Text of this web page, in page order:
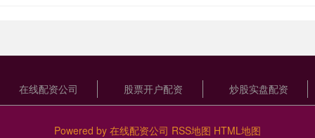
在线配资公司 股票开户配资 炒股实盘配资
Powered by 在线配资公司 RSS地图 HTML地图